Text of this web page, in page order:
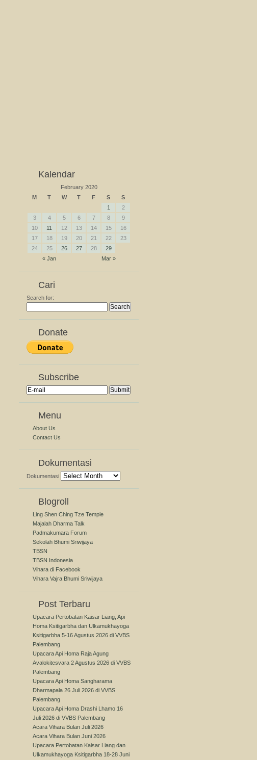
Kalendar
February 2020
M
T W T F S S
« Jan Mar »
1
2
3
4 5 6 7 8
9
10
11 12 13 14 15
16
17
18 19 20 21 22
23
24
25 26 27 28 29
Cari
Search for:
Donate
Subscribe
Menu
About Us
Contact Us
Dokumentasi
Dokumentasi
Blogroll
Ling Shen Ching Tze Temple
Majalah Dharma Talk
Padmakumara Forum
Sekolah Bhumi Sriwijaya
TBSN
TBSN Indonesia
Vihara di Facebook
Vihara Vajra Bhumi Sriwijaya
Post Terbaru
Upacara Pertobatan Kaisar Liang, Api
Homa Ksitigarbha dan Ulkamukhayoga
Ksitigarbha 5-16 Agustus 2026 di VVBS
Palembang
Upacara Api Homa Raja Agung
Avalokitesvara 2 Agustus 2026 di VVBS
Palembang
Upacara Api Homa Sangharama
Dharmapala 26 Juli 2026 di VVBS
Palembang
Upacara Api Homa Drashi Lhamo 16
Juli 2026 di VVBS Palembang
Acara Vihara Bulan Juli 2026
Acara Vihara Bulan Juni 2026
Upacara Pertobatan Kaisar Liang dan
Ulkamukhayoga Ksitigarbha 18-28 Juni